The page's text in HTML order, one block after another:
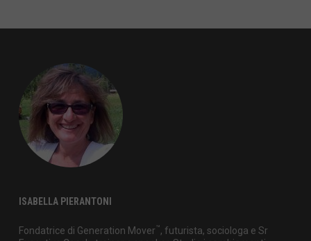
ISABELLA PIERANTONI
Fondatrice di Generation Mover™, futurista, sociologa e Sr